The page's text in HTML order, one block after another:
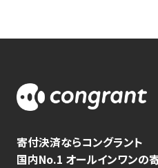
寄付決済ならコングラント
国内No.1 オールインワンの